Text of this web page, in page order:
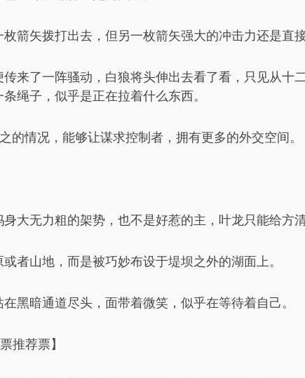
箭矢拨打出去，但另一枚箭矢强大的冲击力还是直
来了一阵骚动，白狼将头伸出去看了看，只见从十
绳子，似乎是正在拉着什么东西。
的情况，能够让谋求控制者，拥有更多的外交空间。
大无力粗的架势，也不是好惹的主，叶龙只能给方
者山地，而是被巧妙布设于堤坝之外的湖面上。
黑暗通道尽头，面带着微笑，似乎在等待着自己。
推荐票】